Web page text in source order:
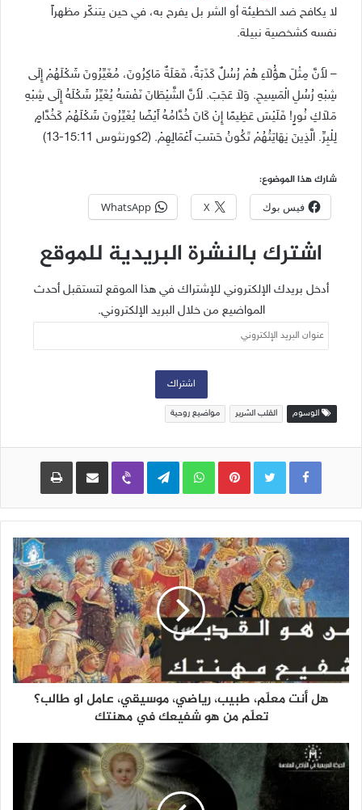
لا يكافح ضد الخطيئة أو الشر بل يفرح به، في حين يتنكّر مظهراً
نفسه كشخصية نبيلة.
– لأَنَّ مِثْلَ هؤُلاَءِ هُمْ رُسُلٌ كَذَبَةٌ، فَعَلَةٌ مَاكِرُونَ، مُغَيِّرُونَ شَكْلَهُمْ إِلَى
شِبْهِ رُسُلِ الْمَسِيحِ. وَلاَ عَجَبَ. لأَنَّ الشَّيْطَانَ نَفْسَهُ يُغَيِّرُ شَكْلَهُ إِلَى شِبْهِ
مَلاَكِ نُورٍ! فَلَيْسَ عَظِيمًا إِنْ كَانَ خُدَّامُهُ أَيْضًا يُغَيِّرُونَ شَكْلَهُمْ كَخُدَّامٍ
لِلْبِرِّ. الَّذِينَ نِهَايَتُهُمْ تَكُونُ حَسَبَ أَعْمَالِهِمْ. (2كورنثوس 15:11-13)
شارك هذا الموضوع:
فيس بوك X
WhatsApp
اشترك بالنشرة البريدية للموقع
أدخل بريدك الإلكتروني للإشتراك في هذا الموقع لتستقبل أحدث
المواضيع من خلال البريد الإلكتروني.
عنوان
البريد
اشتراك
الوسوم القلب الشرير مواضيع روحية
Pinterest
WhatsApp
Telegram
Viber مشاركة عبر البريد طباعة
هل أنت معلّم، طبيب، رياضي، موسيقي، عامل او طالب؟
تعلّم من هو شفيعك في مهنتك